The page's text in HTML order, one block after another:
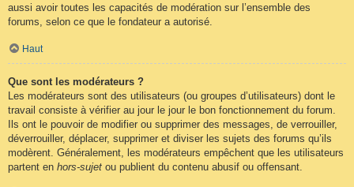
aussi avoir toutes les capacités de modération sur l’ensemble des
forums, selon ce que le fondateur a autorisé.
Haut
Que sont les modérateurs ?
Les modérateurs sont des utilisateurs (ou groupes d’utilisateurs) dont le
travail consiste à vérifier au jour le jour le bon fonctionnement du forum.
Ils ont le pouvoir de modifier ou supprimer des messages, de verrouiller,
déverrouiller, déplacer, supprimer et diviser les sujets des forums qu’ils
modèrent. Généralement, les modérateurs empêchent que les utilisateurs
partent en hors-sujet ou publient du contenu abusif ou offensant.